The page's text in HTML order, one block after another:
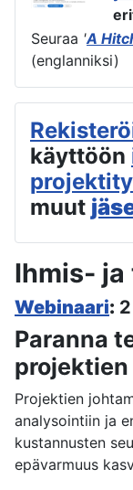
Seuraa 'A
(englanniksi)
käyttöön
muut
Ihmis-
Webinaari:
Paranna
Projektien
analysointiin ja
kustannusten
epävarmuus